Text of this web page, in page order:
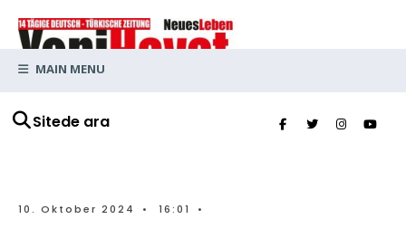
Sitede ara
MAIN MENU
10. Oktober 2024 • 16:01 •